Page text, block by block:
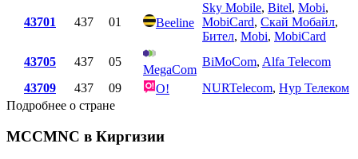
43701 437 01 Beeline
Sky Mobile, Bitel, Mobi,
MobiCard, Скай Мобайл,
Бител, Mobi, MobiCard
43705
437 05
MegaCom
BiMoCom, Alfa Telecom
43709
437 09 O! NURTelecom, Нур Телеком
Подробнее о стране
MCCMNC в Киргизии